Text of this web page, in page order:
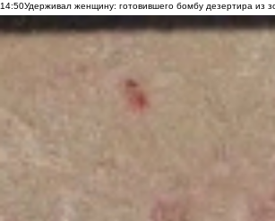
14:50Удерживал женщину: готовившего бомбу дезертира